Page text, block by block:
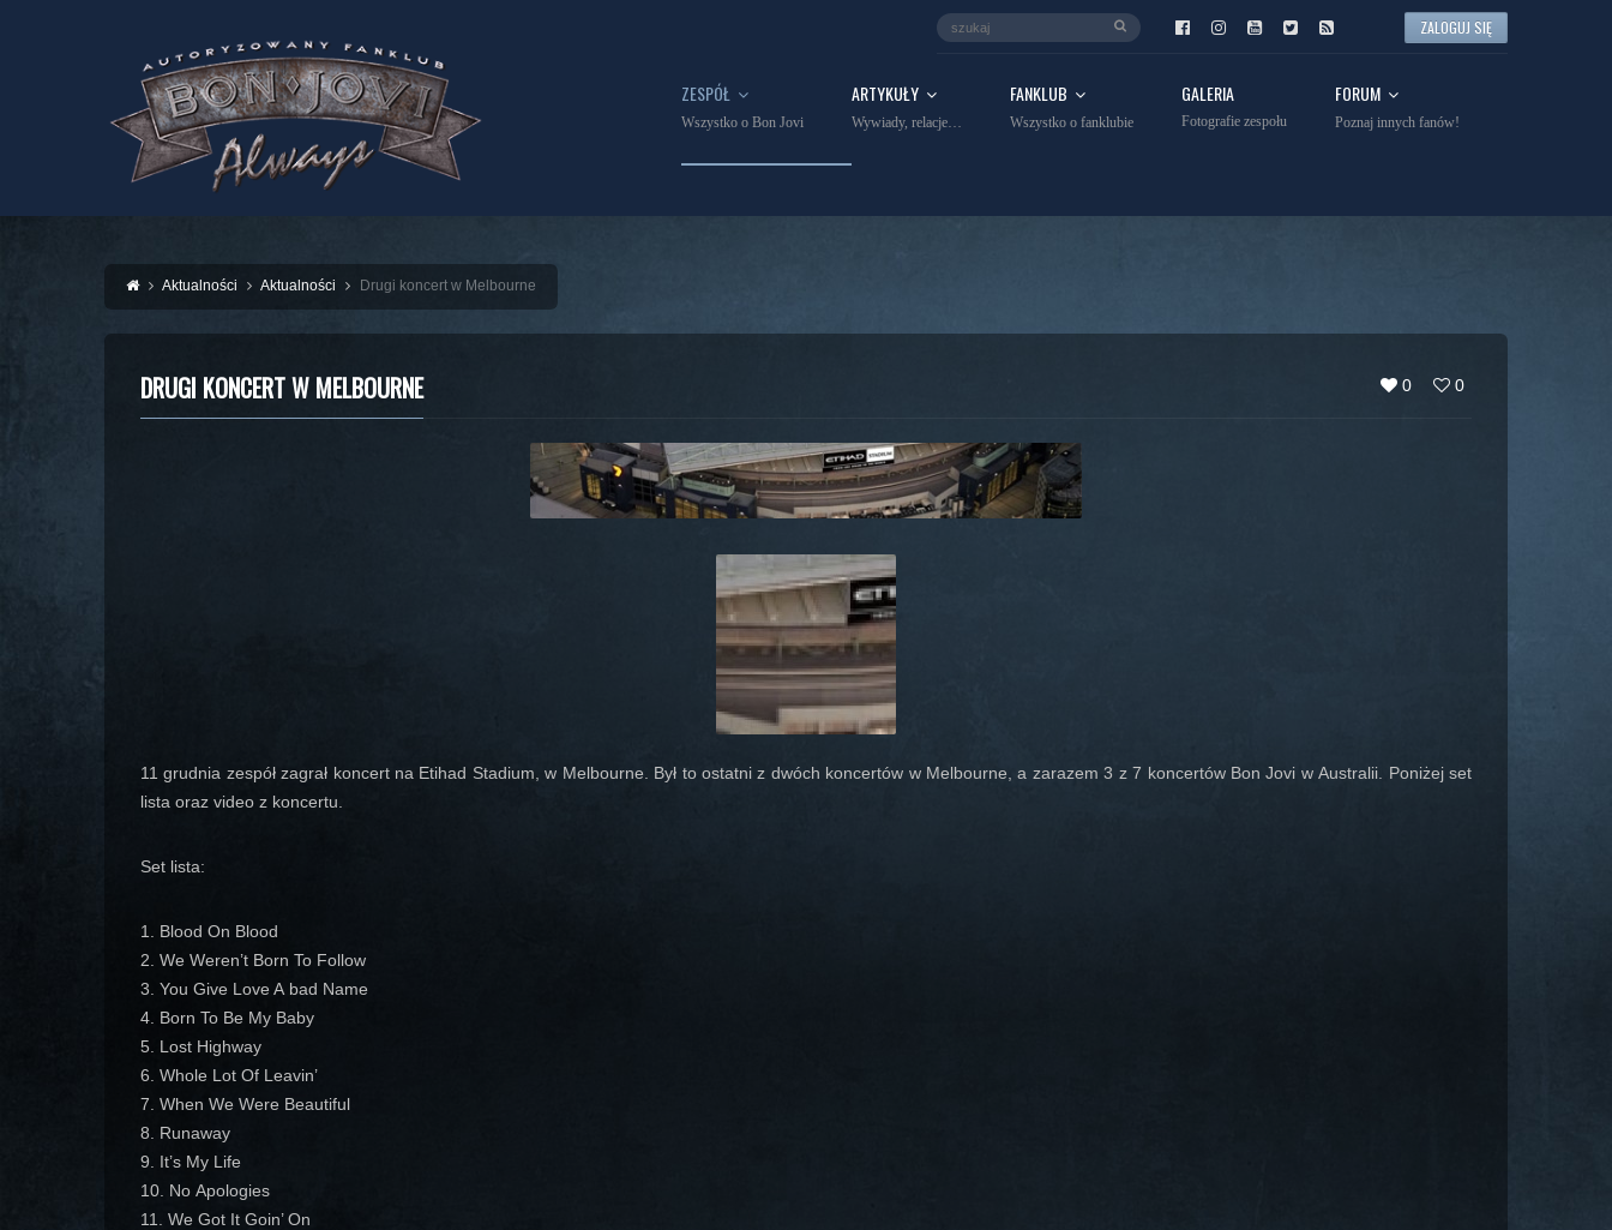
ZALOGUJ SIĘ
ZESPÓŁ
Wszystko o Bon Jovi
ARTYKUŁY
Wywiady, relacje…
FANKLUB
Wszystko o fanklubie
GALERIA
Fotografie zespołu
FORUM
Poznaj innych fanów!
Aktualności Aktualności Drugi koncert w Melbourne
0 0
DRUGI KONCERT W MELBOURNE
11 grudnia zespół zagrał koncert na Etihad Stadium, w Melbourne. Był to ostatni z dwóch koncertów w Melbourne, a zarazem 3 z 7 koncertów Bon Jovi w Australii. Poniżej set
lista oraz video z koncertu
Set lista:
1. Blood On Blood
2. We Weren’t Born To Follow
3. You Give Love A bad Name
4. Born To Be My Baby
5. Lost Highway
6. Whole Lot Of Leavin’
7. When We Were Beautiful
8. Runaway
9. It’s My Life
10. No Apologies
11. We Got It Goin’ On